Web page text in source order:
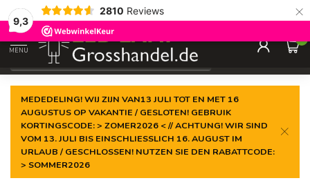
9,3
2810 Reviews ×
Gegarandeerde delaagste prijs
MENU
0
MEDEDELING! WIJ ZIJN VAN13 JULI TOT EN MET 16
AUGUSTUS OP VAKANTIE / GESLOTEN! GEBRUIK
KORTINGSCODE: > ZOMER2026 < // ACHTUNG! WIR SIND
VOM 13. JULI BIS EINSCHLIESSLICH 16. AUGUST IM
URLAUB / GESCHLOSSEN! NUTZEN SIE DEN RABATTCODE:
> SOMMER2026